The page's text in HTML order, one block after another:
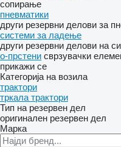
сопирање
пневматики
други резервни делови за
системи за ладење
други резервни делови на
о-прстени сврзувачки
прикажи се
Категорија на возила
трактори
тркала трактори
Тип на резервен дел
оригинален резервен дел
Марка